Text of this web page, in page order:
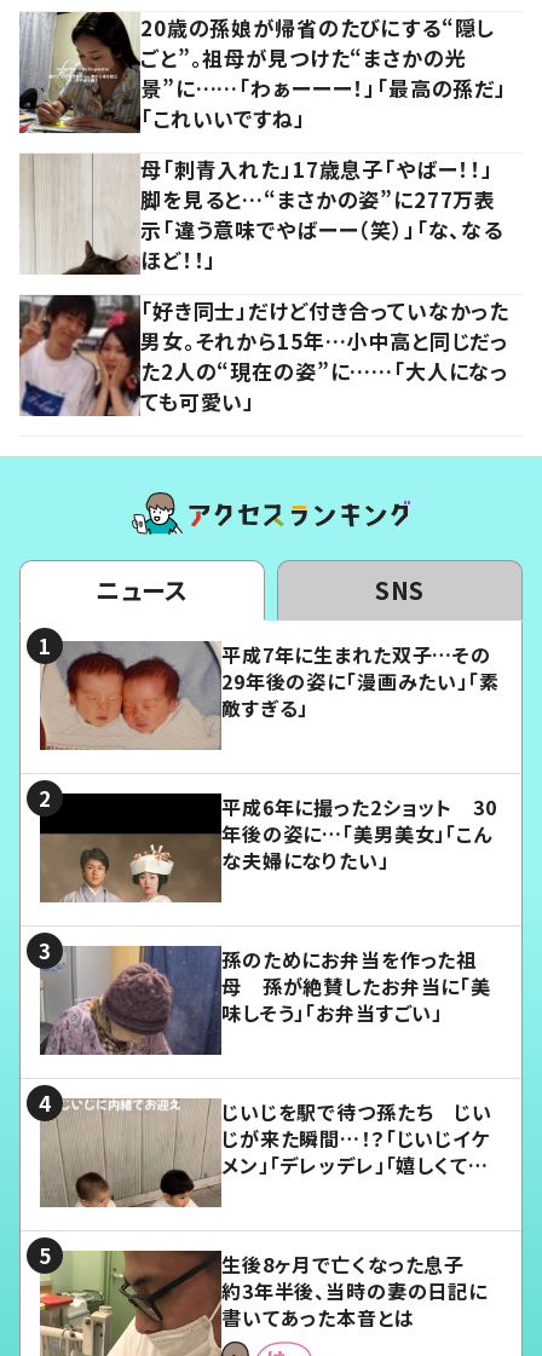
20歳の孫娘が帰省のたびにする“隠し
ごと”。祖母が見つけた“まさかの光
景”に……「わぁーーー！」「最高の孫だ」
「これいいですね」
母「刺青入れた」17歳息子「やばー！！」
脚を見ると…“まさかの姿”に277万表
示「違う意味でやばーー（笑）」「な、なる
ほど！！」
「好き同士」だけど付き合っていなかった
男女。それから15年…小中高と同じだっ
た2人の“現在の姿”に……「大人になっ
ても可愛い」
ニュース SNS
平成7年に生まれた双子…その
29年後の姿に「漫画みたい」「素
敵すぎる」
平成6年に撮った2ショット 30
年後の姿に…「美男美女」「こん
な夫婦になりたい」
孫のためにお弁当を作った祖
母 孫が絶賛したお弁当に「美
味しそう」「お弁当すごい」
じいじを駅で待つ孫たち じい
じが来た瞬間…！？「じいじイケ
メン」「デレッデレ」「嬉しくて可
生後8ヶ月で亡くなった息子
約3年半後、当時の妻の日記に
書いてあった本音とは